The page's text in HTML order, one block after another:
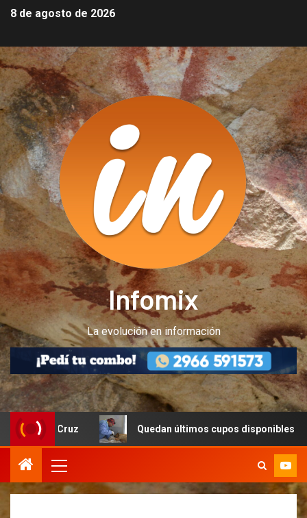
8 de agosto de 2026
Infomix
La evolución en información
Cruz Quedan últimos cupos disponibles para